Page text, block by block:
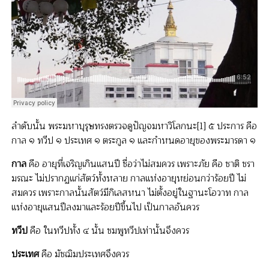
ลำดับนั้น พระมหาบุรุษทรงตรวจดูปัญจมหาวิโลกนะ[1] ๕ ประการ คือ
กาล ๑ ทวีป ๑ ประเทศ ๑ ตระกูล ๑ และกำหนดอายุของพระมารดา ๑
กาลคือ อายุที่เจริญเกินแสนปี ชื่อว่าไม่สมควร เพราะภัย คือ ชาติ ชรา
มรณะ ไม่ปรากฏแก่สัตว์ทั้งหลาย กาลแห่งอายุหย่อนกว่าร้อยปี ไม่
สมควร เพราะกาลนั้นสัตว์มีกิเลสหนา ไม่ตั้งอยู่ในฐานะโอวาท กาล
แห่งอายุแสนปีลงมาและร้อยปีขึ้นไป เป็นกาลอันควร
ทวีปคือ ในทวีปทั้ง ๔ นั้น ชมพูทวีปเท่านั้นจึงควร
ประเทศคือ มัชฌิมประเทศจึงควร